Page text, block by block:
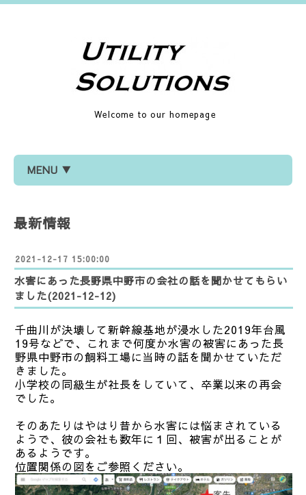
Welcome to our homepage
MENU ▼
最新情報
2021-12-17 15:00:00
水害にあった長野県中野市の会社の話を聞かせてもらい
ました(2021-12-12)
千曲川が決壊して新幹線基地が浸水した2019年台風
19号などで、これまで何度か水害の被害にあった長
野県中野市の飼料工場に当時の話を聞かせていただ
きました。
小学校の同級生が社長をしていて、卒業以来の再会
でした。
そのあたりはやはり昔から水害には悩まされている
ようで、彼の会社も数年に１回、被害が出ることが
あるようです。
位置関係の図をご参照ください。